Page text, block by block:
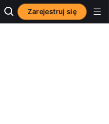
Zarejestruj się